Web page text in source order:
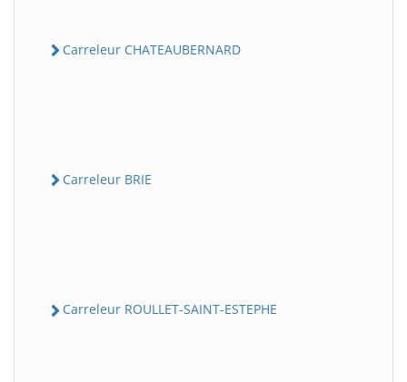
Carreleur CHATEAUBERNARD
Carreleur BRIE
Carreleur ROULLET-SAINT-ESTEPHE